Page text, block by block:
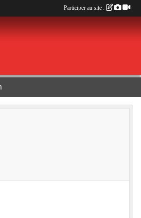
Participer au site :